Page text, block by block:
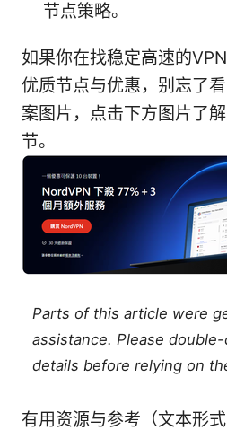
节点策略。
如果你在找稳定高速的
优质节点与优惠，别忘了
案图片，点击下方图片了
节。
Parts of this article were
assistance. Please
details before relying on
有用资源与参考（文本形